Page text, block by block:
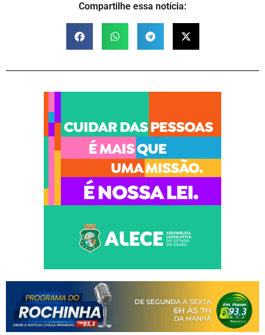
Compartilhe essa notícia: